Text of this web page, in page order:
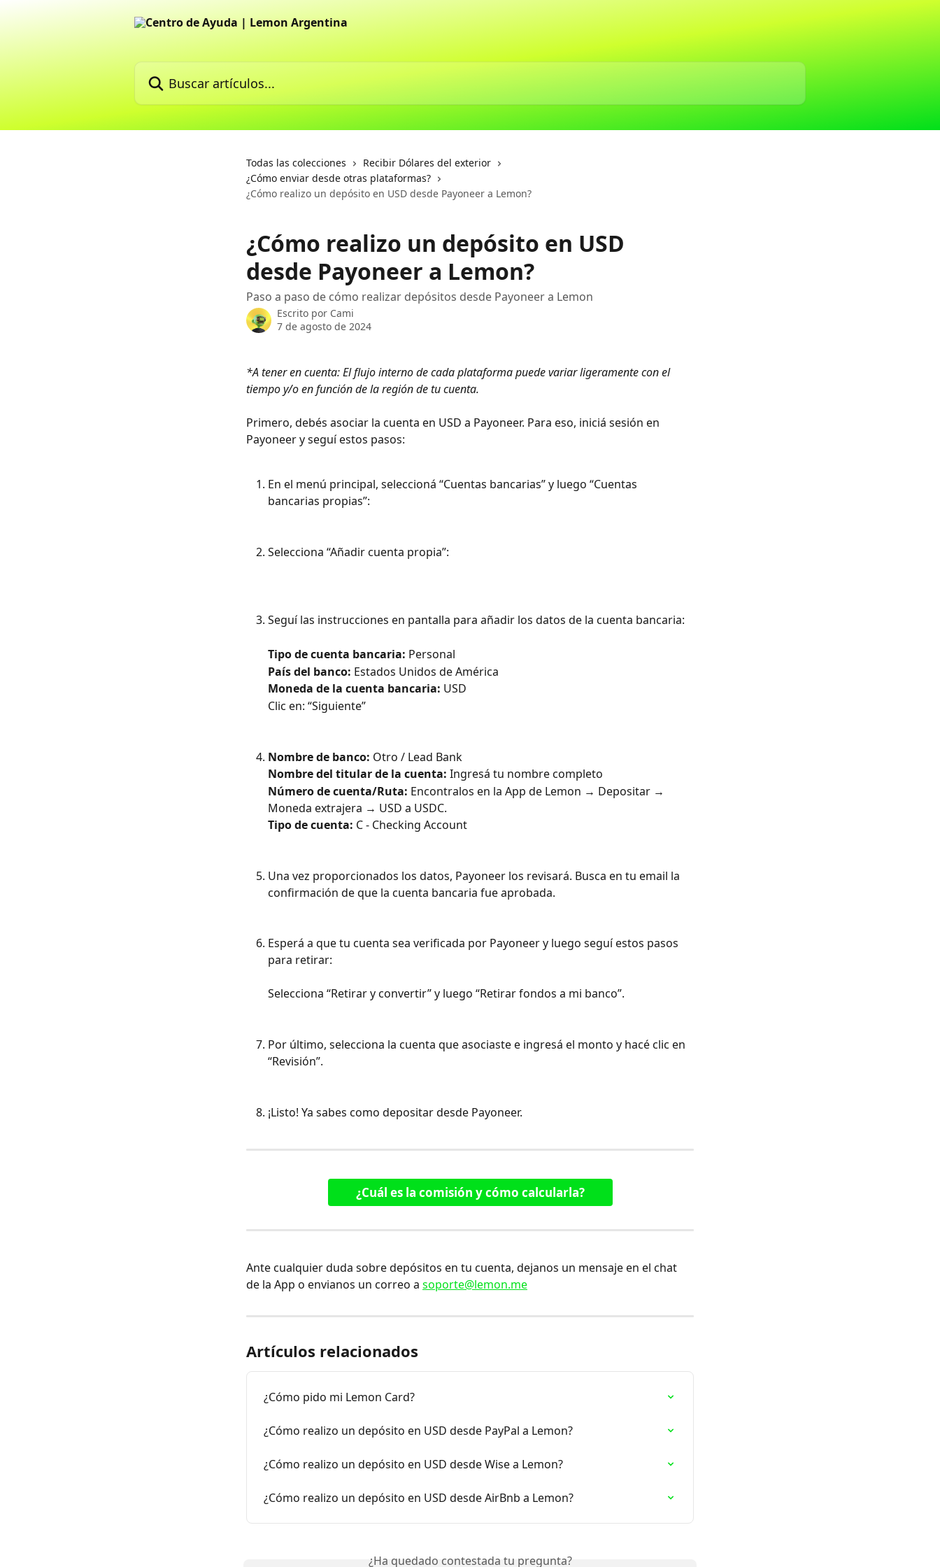
Todas las colecciones
Recibir Dólares del exterior
¿Cómo enviar desde otras plataformas?
¿Cómo realizo un depósito en USD desde Payoneer a Lemon?
¿Cómo realizo un depósito en USD
desde Payoneer a Lemon?
Paso a paso de cómo realizar depósitos desde Payoneer a Lemon
Escrito por Cami
7 de agosto de 2024
*A tener en cuenta: El flujo interno de cada plataforma puede variar ligeramente con el
tiempo y/o en función de la región de tu cuenta.
Primero, debés asociar la cuenta en USD a Payoneer. Para eso, iniciá sesión en
Payoneer y seguí estos pasos:
En el menú principal, seleccioná “Cuentas bancarias” y luego “Cuentas
bancarias propias”:
Selecciona “Añadir cuenta propia”:
Seguí las instrucciones en pantalla para añadir los datos de la cuenta bancaria:
Tipo de cuenta bancaria: Personal
País del banco: Estados Unidos de América
Moneda de la cuenta bancaria: USD
Clic en: “Siguiente”
Nombre de banco: Otro / Lead Bank
Nombre del titular de la cuenta: Ingresá tu nombre completo
Número de cuenta/Ruta: Encontralos en la App de Lemon → Depositar →
Moneda extrajera → USD a USDC.
Tipo de cuenta: C - Checking Account
Una vez proporcionados los datos, Payoneer los revisará. Busca en tu email la
confirmación de que la cuenta bancaria fue aprobada.
Esperá a que tu cuenta sea verificada por Payoneer y luego seguí estos pasos
para retirar:
Selecciona “Retirar y convertir” y luego “Retirar fondos a mi banco”.
Por último, selecciona la cuenta que asociaste e ingresá el monto y hacé clic en
“Revisión”.
¡Listo! Ya sabes como depositar desde Payoneer.
¿Cuál es la comisión y cómo calcularla?
​Ante cualquier duda sobre depósitos en tu cuenta, dejanos un mensaje en el chat
de la App o envianos un correo a soporte@lemon.me
Artículos relacionados
¿Cómo pido mi Lemon Card?
¿Cómo realizo un depósito en USD desde PayPal a Lemon?
¿Cómo realizo un depósito en USD desde Wise a Lemon?
¿Cómo realizo un depósito en USD desde AirBnb a Lemon?
¿Ha quedado contestada tu pregunta?